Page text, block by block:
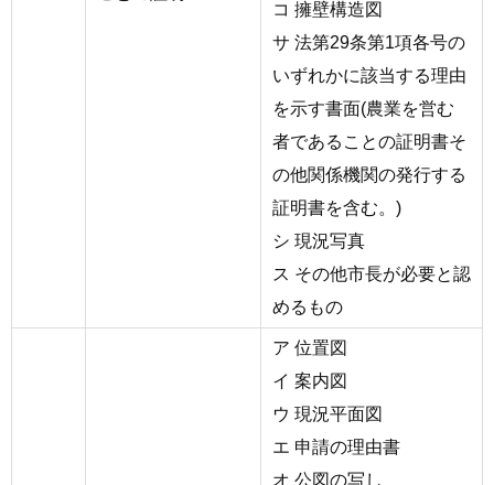
コ 擁壁構造図
サ 法第29条第1項各号の
いずれかに該当する理由
を示す書面(農業を営む
者であることの証明書そ
の他関係機関の発行する
証明書を含む。)
シ 現況写真
ス その他市長が必要と認
めるもの
ア 位置図
イ 案内図
ウ 現況平面図
エ 申請の理由書
オ 公図の写し